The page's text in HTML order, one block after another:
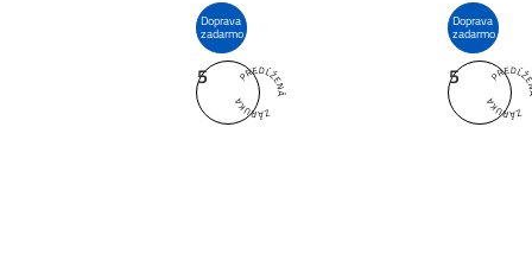
Doprava
zadarmo
5
Doprava
zadarmo
5